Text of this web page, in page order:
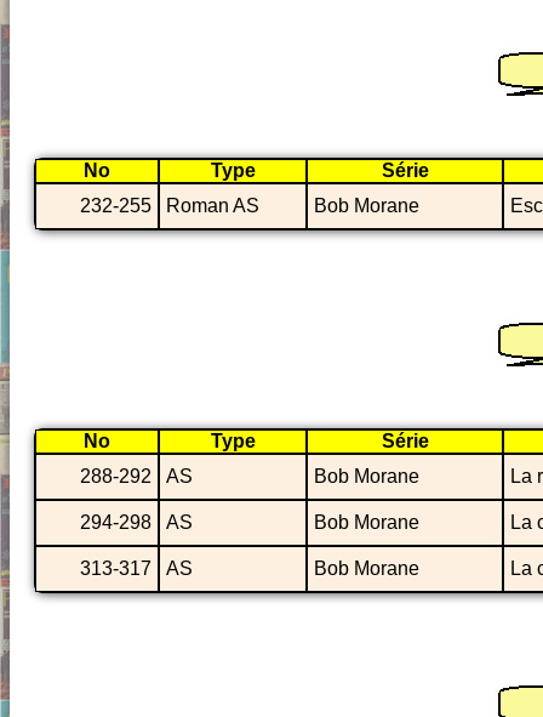
No Type
Série
232-255
Roman AS Bob Morane
No Type
Série
288-292
AS Bob Morane La
294-298 AS Bob Morane La
313-317 AS Bob Morane La